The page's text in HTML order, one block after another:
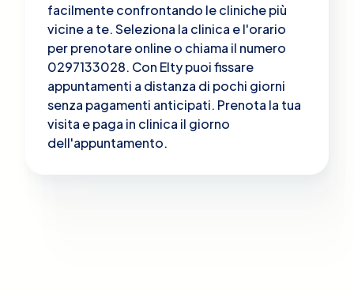
facilmente confrontando le cliniche più
vicine a te. Seleziona la clinica e l'orario
per prenotare online o chiama il numero
0297133028. Con Elty puoi fissare
appuntamenti a distanza di pochi giorni
senza pagamenti anticipati. Prenota la tua
visita e paga in clinica il giorno
dell'appuntamento.